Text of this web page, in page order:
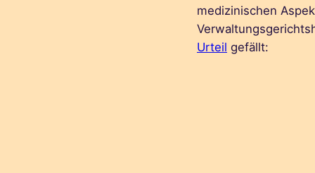
medizinischen
Urteil gefällt: